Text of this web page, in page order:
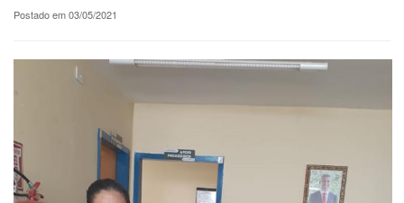
Postado em 03/05/2021